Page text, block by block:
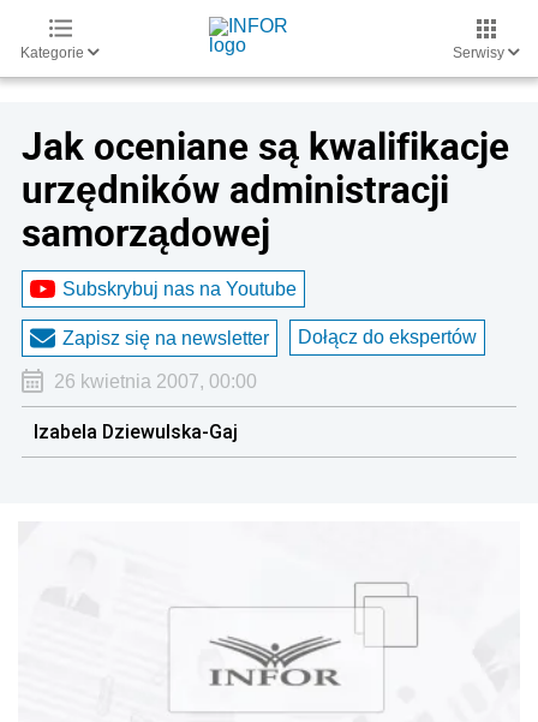
Kategorie Serwisy
Jak oceniane są kwalifikacje
urzędników administracji
samorządowej
Subskrybuj nas na Youtube
Zapisz się na newsletter Dołącz do ekspertów
26 kwietnia 2007, 00:00
Izabela Dziewulska-Gaj